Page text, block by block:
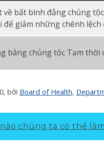
bất bình đẳng chủng tộc
để giảm những chênh lệch
bằng chủng tộc Tạm thời
, bởi Board of Health,
chúng ta có thể